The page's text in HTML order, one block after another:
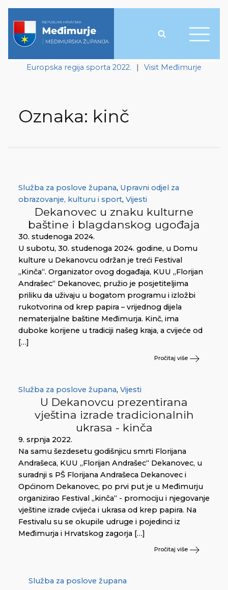
Europska regija sporta 2022. | Visit Međimurje
Oznaka: kinč
Služba za poslove župana, Upravni odjel za
obrazovanje, kulturu i sport, Vijesti
Dekanovec u znaku kulturne
baštine i blagdanskog ugođaja
30. studenoga 2024.
U subotu, 30. studenoga 2024. godine, u Domu
kulture u Dekanovcu održan je treći Festival
„Kinča“. Organizator ovog događaja, KUU „Florijan
Andrašec“ Dekanovec, pružio je posjetiteljima
priliku da uživaju u bogatom programu i izložbi
rukotvorina od krep papira – vrijednog dijela
nematerijalne baštine Međimurja. Kinč, ima
duboke korijene u tradiciji našeg kraja, a cvijeće od
[…]
Pročitaj više
Služba za poslove župana, Vijesti
U Dekanovcu prezentirana
vještina izrade tradicionalnih
ukrasa - kinča
9. srpnja 2022.
Na samu šezdesetu godišnjicu smrti Florijana
Andrašeca, KUU „Florijan Andrašec“ Dekanovec, u
suradnji s PŠ Florijana Andrašeca Dekanovec i
Općinom Dekanovec, po prvi put je u Međimurju
organizirao Festival „kinča“ - promociju i njegovanje
vještine izrade cvijeća i ukrasa od krep papira. Na
Festivalu su se okupile udruge i pojedinci iz
Međimurja i Hrvatskog zagorja […]
Pročitaj više
Služba za poslove župana